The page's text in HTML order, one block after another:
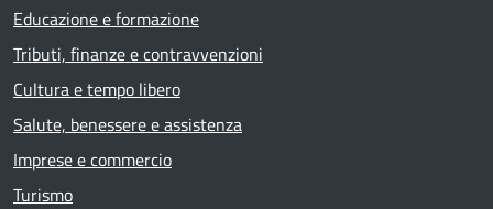
Educazione e formazione
Tributi, finanze e contravvenzioni
Cultura e tempo libero
Salute, benessere e assistenza
Imprese e commercio
Turismo